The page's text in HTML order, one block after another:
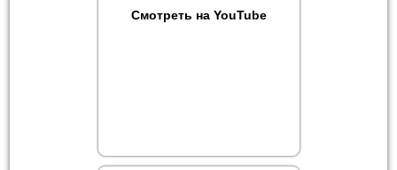
Смотреть на YouTube